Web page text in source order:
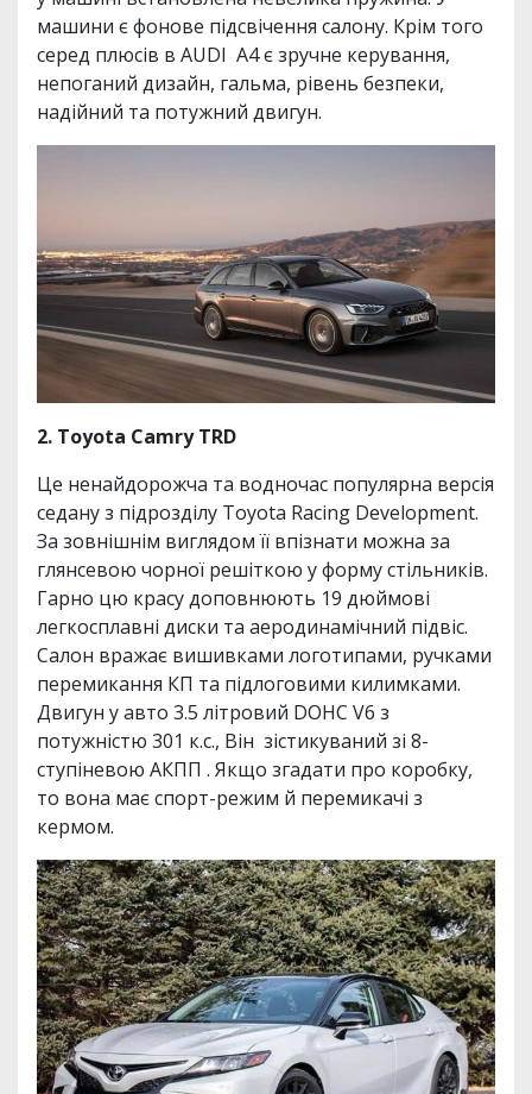
машини є фонове підсвічення салону. Крім того
серед плюсів в AUDI A4 є зручне керування,
непоганий дизайн, гальма, рівень безпеки,
надійний та потужний двигун.
2. Toyota Camry TRD
Це ненайдорожча та водночас популярна версія
седану з підрозділу Toyota Racing Development.
За зовнішнім виглядом її впізнати можна за
глянсевою чорної решіткою у форму стільників.
Гарно цю красу доповнюють 19 дюймові
легкосплавні диски та аеродинамічний підвіс.
Салон вражає вишивками логотипами, ручками
перемикання КП та підлоговими килимками.
Двигун у авто 3.5 літровий DOHC V6 з
потужністю 301 к.с., Він зістикуваний зі 8-
ступіневою АКПП . Якщо згадати про коробку,
то вона має спорт-режим й перемикачі з
кермом.